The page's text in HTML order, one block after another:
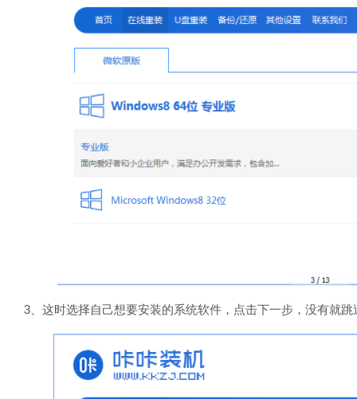
3、这时选择自己想要安装的系统软件，点击下一步，没有就跳